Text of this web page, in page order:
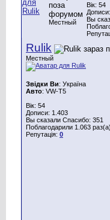
Местный
Вік: 54
Вы
Rulik
Местный
Звідки Ви: Україна
Авто: VW-Т5
Вік: 54
Дописи: 1.403
Вы сказали Спасибо: 351
Поблагодарили 1.063
Репутація: 0